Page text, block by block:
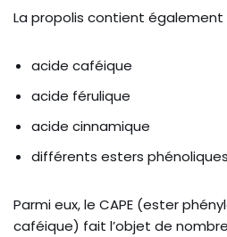
La propolis contient également
acide caféique
acide férulique
acide cinnamique
différents esters phénoliques
Parmi eux, le CAPE (ester
caféique) fait l’objet de